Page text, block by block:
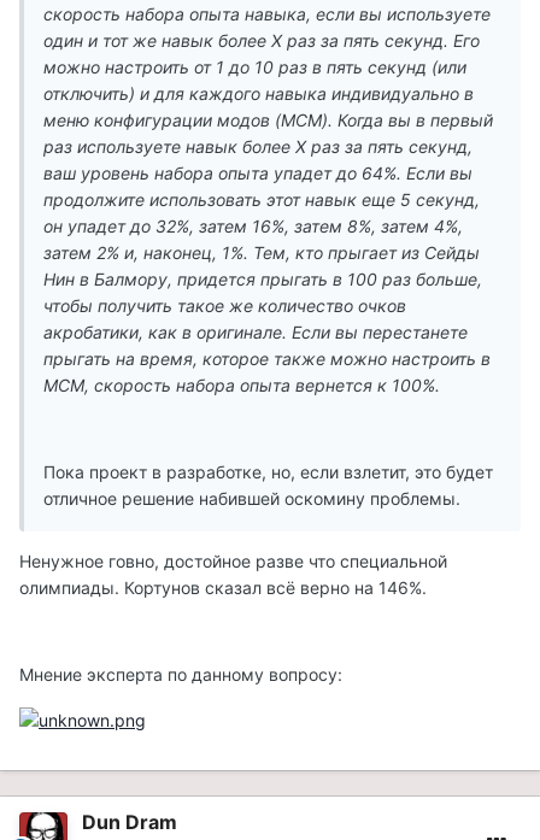
скорость набора опыта навыка, если вы используете
один и тот же навык более X раз за пять секунд. Его
можно настроить от 1 до 10 раз в пять секунд (или
отключить) и для каждого навыка индивидуально в
меню конфигурации модов (MCM). Когда вы в первый
раз используете навык более X раз за пять секунд,
ваш уровень набора опыта упадет до 64%. Если вы
продолжите использовать этот навык еще 5 секунд,
он упадет до 32%, затем 16%, затем 8%, затем 4%,
затем 2% и, наконец, 1%. Тем, кто прыгает из Сейды
Нин в Балмору, придется прыгать в 100 раз больше,
чтобы получить такое же количество очков
акробатики, как в оригинале. Если вы перестанете
прыгать на время, которое также можно настроить в
MCM, скорость набора опыта вернется к 100%.
Пока проект в разработке, но, если взлетит, это будет
отличное решение набившей оскомину проблемы.
Ненужное говно, достойное разве что специальной
олимпиады. Кортунов сказал всё верно на 146%.
Мнение эксперта по данному вопросу:
Dun Dram